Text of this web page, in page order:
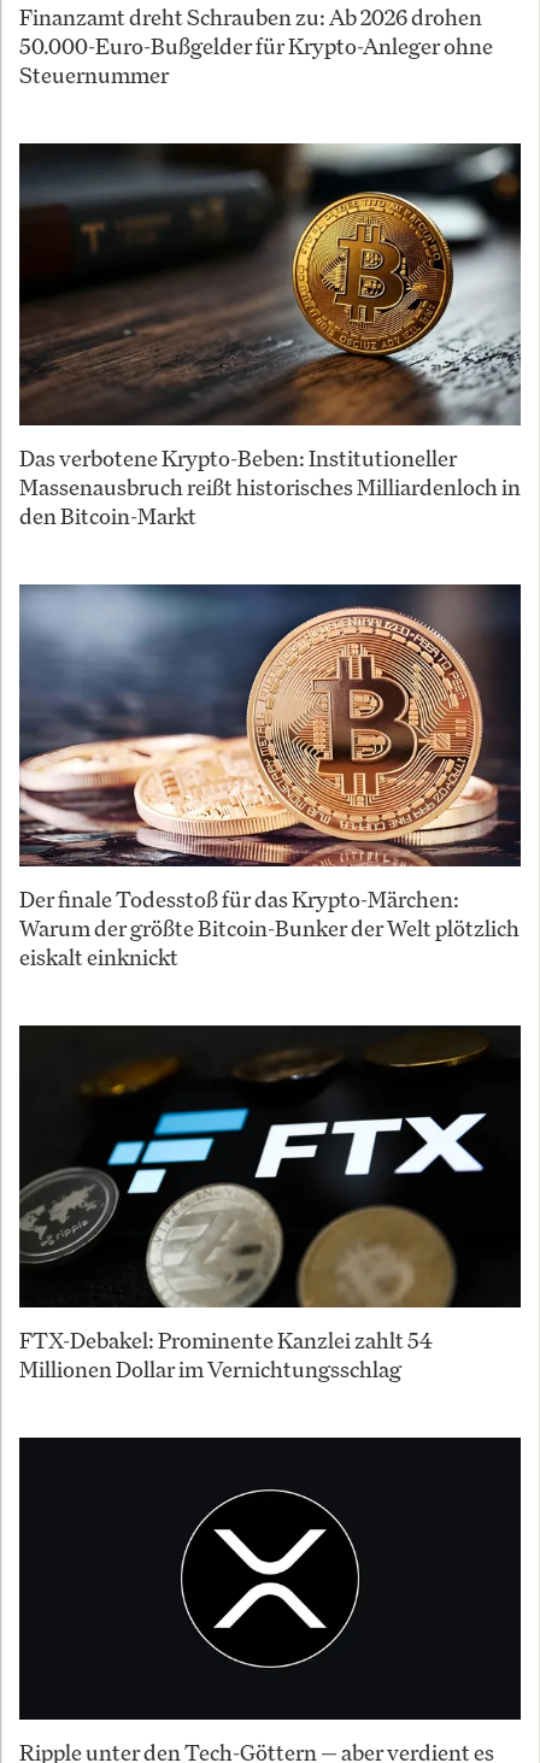
Finanzamt dreht Schrauben zu: Ab 2026 drohen
50.000-Euro-Bußgelder für Krypto-Anleger ohne
Steuernummer
Das verbotene Krypto-Beben: Institutioneller
Massenausbruch reißt historisches Milliardenloch in
den Bitcoin-Markt
Der finale Todesstoß für das Krypto-Märchen:
Warum der größte Bitcoin-Bunker der Welt plötzlich
eiskalt einknickt
FTX-Debakel: Prominente Kanzlei zahlt 54
Millionen Dollar im Vernichtungsschlag
Ripple unter den Tech-Göttern — aber verdient es